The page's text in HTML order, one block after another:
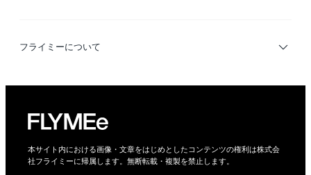
利用規約
フライミーについて
会社概要
本サイト内における画像・文章をはじめとしたコンテンツの権利は株式会
社フライミーに帰属します。無断転載・複製を禁止します。